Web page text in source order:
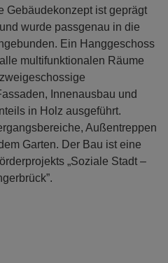
Gebäudekonzept ist geprägt
wurde passgenau in die
Ein Hanggeschoss
multifunktionalen Räume
Innenausbau und
in Holz ausgeführt.
Außentreppen
Garten. Der Bau ist eine
„Soziale Stadt –